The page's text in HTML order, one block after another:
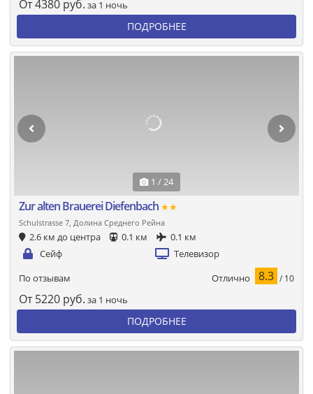
От4380 руб. за 1 ночь
ПОДРОБНЕЕ
1 / 24
Zur alten Brauerei Diefenbach ★★
Schulstrasse 7, Долина Среднего Рейна
2.6 км до центра 0.1 км
0.1 км
Сейф
Телевизор
По отзывам Отлично 8.3 / 10
От 5220 руб. за 1 ночь
ПОДРОБНЕЕ